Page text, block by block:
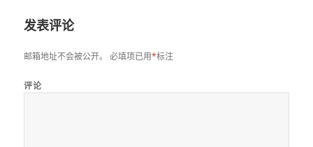
发表评论
邮箱地址不会被公开。 必填项已用*标注
评论